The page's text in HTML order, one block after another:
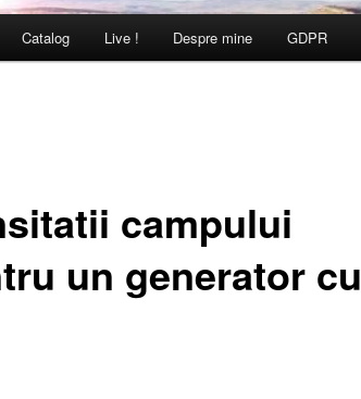
Catalog Live ! Despre mine GDPR
campului
un generator cu